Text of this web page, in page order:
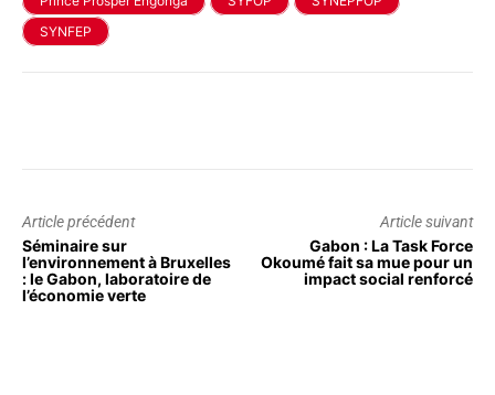
SYNFEP
Article précédent
Séminaire sur
l’environnement à Bruxelles
: le Gabon, laboratoire de
l’économie verte
Article suivant
Gabon : La Task Force
Okoumé fait sa mue pour un
impact social renforcé